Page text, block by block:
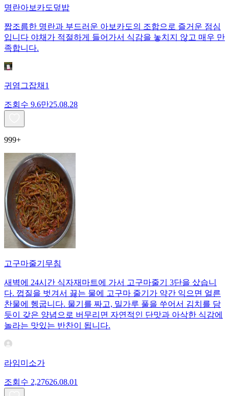
명란아보카도덮밥
짭조름한 명란과 부드러운 아보카도의 조합으로 즐거운 점심
입니다 야채가 적절하게 들어가서 식감을 놓치지 않고 매우 만
족합니다.
귀염그잡채1
조회수 9.6만25.08.28
999+
고구마줄기무침
새벽에 24시간 식자재마트에 가서 고구마줄기 3단을 샀습니
다. 껍질을 벗겨서 끓는 물에 고구마 줄기가 약간 익으면 얼른
찬물에 헹굽니다. 물기를 짜고, 밀가루 풀을 쑤어서 김치를 담
듯이 갖은 양념으로 버무리면 자연적인 단맛과 아삭한 식감에
놀라는 맛있는 반찬이 됩니다.
라임미소가
조회수 2,27626.08.01